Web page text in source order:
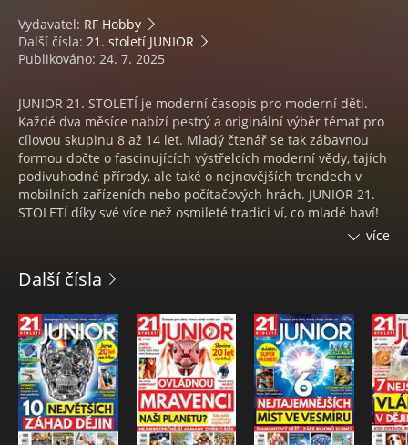
Vydavatel: RF Hobby
Další čísla: 21. století JUNIOR
Publikováno: 24. 7. 2025
JUNIOR 21. STOLETÍ je moderní časopis pro moderní děti.
Každé dva měsíce nabízí pestrý a originální výběr témat pro
cílovou skupinu 8 až 14 let. Mladý čtenář se tak zábavnou
formou dočte o fascinujících výstřelcích moderní vědy, tajích
podivuhodné přírody, ale také o nejnovějších trendech v
mobilních zařízeních nebo počítačových hrách. JUNIOR 21.
STOLETÍ díky své více než osmileté tradici ví, co mladé baví!
Proto nezapomíná ani na volnočasové aktivity, jakými jsou
dárky pro čtenáře – vždy jde o dárek v podobě příbalu,
více
Další čísla